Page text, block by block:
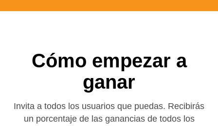
Cómo empezar a
ganar
Invita a todos los usuarios que puedas. Recibirás
un porcentaje de las ganancias de todos los